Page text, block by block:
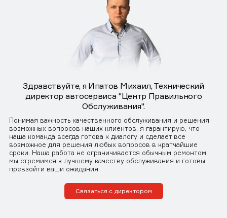
Здравствуйте, я Ипатов Михаил, Технический
директор автосервиса "Центр Правильного
Обслуживания".
Понимая важность качественного обслуживания и решения
возможных вопросов наших клиентов, я гарантирую, что
наша команда всегда готова к диалогу и сделает все
возможное для решения любых вопросов в кратчайшие
сроки. Наша работа не ограничивается обычным ремонтом,
мы стремимся к лучшему качеству обслуживания и готовы
превзойти ваши ожидания.
Связаться с директором